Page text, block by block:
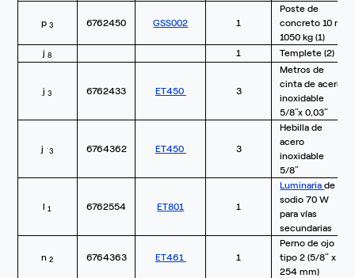
p 3 6762450 GSS002 1
Poste de
concreto 10 m
1050 kg (1)
j 8 1 Templete (2)
j 3 6762433 ET450 3
Metros de
cinta de acero
inoxidable
5/8”x 0,03”
j ´3 6764362 ET450 3
Hebilla de
acero
inoxidable
5/8”
l 1 6762554 ET801 1
Luminariade
sodio 70 W
para vías
secundarias
n 2 6764363 ET461 1
Perno de ojo
tipo 2 (5/8” x
254 mm)